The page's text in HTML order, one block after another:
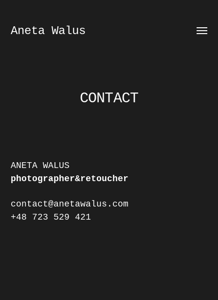
Aneta Walus
CONTACT
ANETA WALUS
photographer&retoucher
contact@anetawalus.com
+48 723 529 421